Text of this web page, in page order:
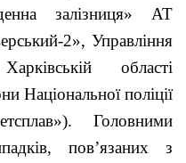
залізниця» АТ
2», Управління
області
Національної поліції
Головними
пов’язаних з